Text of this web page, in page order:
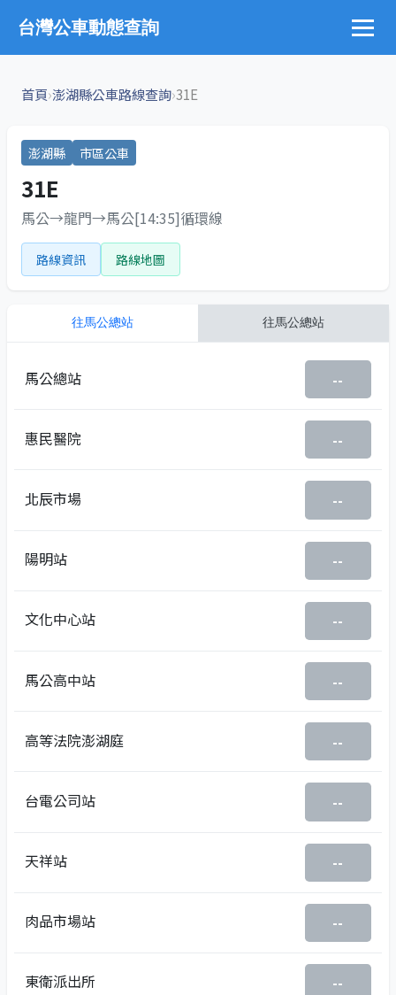
台灣公車動態查詢
首頁›澎湖縣公車路線查詢›31E
澎湖縣 市區公車
31E
馬公→龍門→馬公[14:35]循環線
路線資訊 路線地圖
往馬公總站 往馬公總站
馬公總站 --
惠民醫院 --
北辰市場 --
陽明站 --
文化中心站 --
馬公高中站 --
高等法院澎湖庭 --
台電公司站 --
天祥站 --
肉品市場站 --
東衛派出所 --